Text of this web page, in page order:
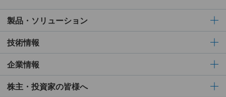
製品・ソリューション
技術情報
企業情報
株主・投資家の皆様へ